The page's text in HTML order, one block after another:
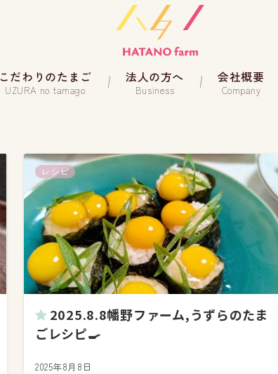
こだわりのたまご
UZURA no tamago
法人の方へ
Business
会社概要
Company
レシピ
2025.8.8幡野ファーム,うずらのたま
ごレシピ🍳
2025年8月8日